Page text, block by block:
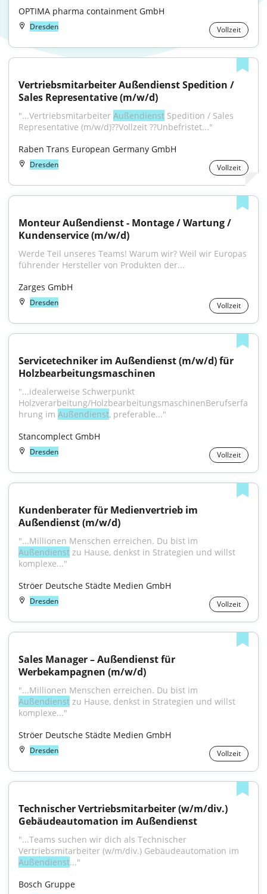
OPTIMA pharma containment GmbH
Dresden Vollzeit
Vertriebsmitarbeiter Außendienst Spedition /
Sales Representative (m/w/d)
"...Vertriebsmitarbeiter Außendienst Spedition / Sales
Representative (m/w/d)??Vollzeit ??Unbefristet..."
Raben Trans European Germany GmbH
Dresden Vollzeit
Monteur Außendienst - Montage / Wartung /
Kundenservice (m/w/d)
Werde Teil unseres Teams! Warum wir? Weil wir Europas
führender Hersteller von Produkten der...
Zarges GmbH
Dresden Vollzeit
Servicetechniker im Außendienst (m/w/d) für
Holzbearbeitungsmaschinen
"...idealerweise Schwerpunkt
Holzverarbeitung/HolzbearbeitungsmaschinenBerufserfa
hrung im Außendienst, preferable..."
Stancomplect GmbH
Dresden Vollzeit
Kundenberater für Medienvertrieb im
Außendienst (m/w/d)
Außendienst zu Hause, denkst in Strategien und willst
komplexe..."
Ströer Deutsche Städte Medien GmbH
Dresden Vollzeit
Sales Manager – Außendienst für
Werbekampagnen (m/w/d)
Außendienst zu Hause, denkst in Strategien und willst
komplexe..."
Ströer Deutsche Städte Medien GmbH
Dresden Vollzeit
Technischer Vertriebsmitarbeiter (w/m/div.)
Gebäudeautomation im Außendienst
"...Teams suchen wir dich als Technischer
Außendienst..."
Bosch Gruppe